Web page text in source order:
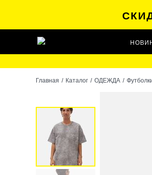
Главная / Каталог / ОДЕЖДА /